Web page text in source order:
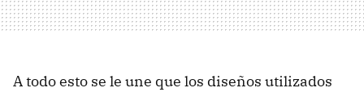
A todo esto se le une que los diseños utilizados